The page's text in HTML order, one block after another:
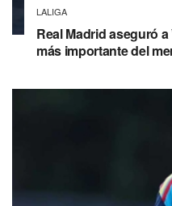
LALIGA
Real Madrid aseguró
más importante del